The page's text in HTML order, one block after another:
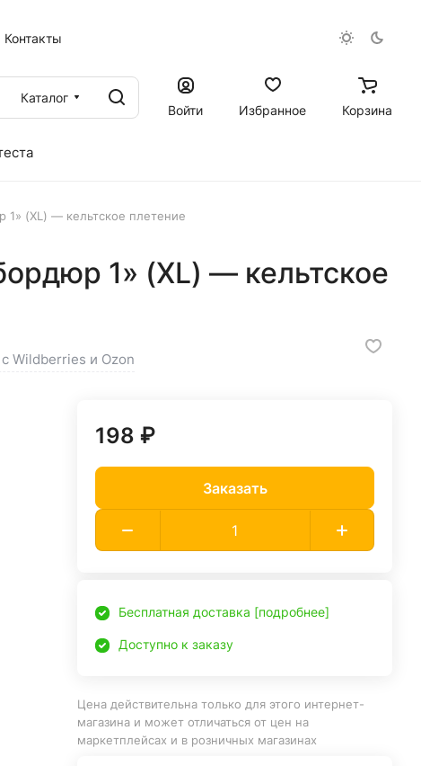
Контакты
Каталог
Войти
Избранное Корзина
1» (XL) — кельтское плетение
1» (XL) — кельтское
Wildberries и Ozon
198 ₽
Заказать
Бесплатная доставка [подробнее]
Доступно к заказу
Цена действительна только для этого интернет-
магазина и может отличаться от цен на
маркетплейсах и в розничных магазинах